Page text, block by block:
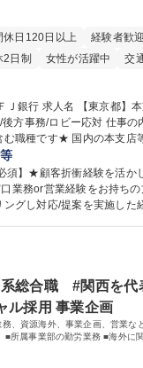
休日120日以上 経験者歓迎
2日制 女性が活躍中
交
の窓口業務(事務
応対 仕事の内容 ★バックオフィ
む職種です★ 国内の本支店
口/後方/ロビーにて事務手
事務運用の検討・構築等
事 https://
須】★顧客折衝経験を活か
業務or営業経験をお持ち
対応/提案を実施した経験必須 ■
けます。 幅広いキャリア
一人ひとりが挑戦できるカ
系総合職 #関西を代
採用 事業企画
、資源海外、事業企画、営業な
■所属事業部の勤労業務 ■海外に